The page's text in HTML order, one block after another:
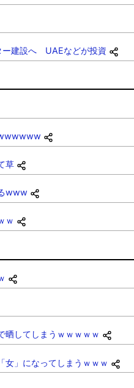
ー建設へ UAEなどが投資
wwwwww
草
www
ｗ
晒してしまうｗｗｗｗｗ
女」になってしまうｗｗｗ